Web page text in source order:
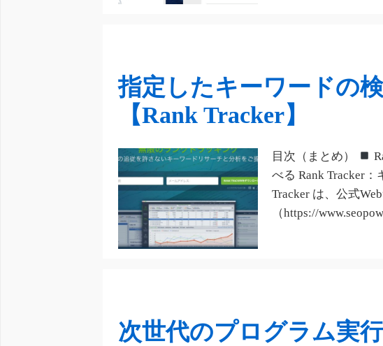
指定したキーワードの
【Rank Tracker】
目次（まとめ）
べる Rank Tracker
Tracker は、公式
（https://
次世代のプログラム実